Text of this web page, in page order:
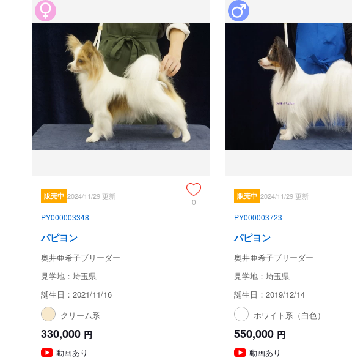
販売中 2024/11/29 更新
0
PY000003348
パピヨン
奥井亜希子ブリーダー
見学地：埼玉県
誕生日：2021/11/16
クリーム系
330,000 円
動画あり
販売中 2024/11/29 更新
PY000003723
パピヨン
奥井亜希子ブリーダー
見学地：埼玉県
誕生日：2019/12/14
ホワイト系（白色）
550,000 円
動画あり